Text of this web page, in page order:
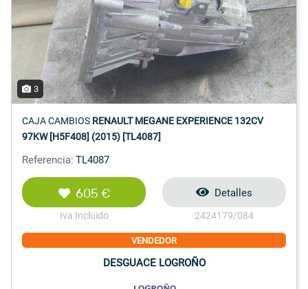
3
CAJA CAMBIOS RENAULT MEGANE EXPERIENCE 132CV
97KW [H5F408] (2015) [TL4087]
Referencia: TL4087
605 €
Iva Incluido
Detalles
2424179/084
VENDEDOR
DESGUACE LOGROÑO